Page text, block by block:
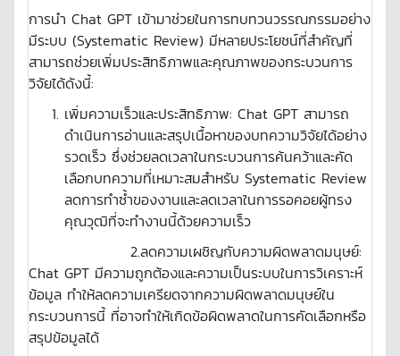
การนำ Chat GPT เข้ามาช่วยในการทบทวนวรรณกรรมอย่าง
มีระบบ (Systematic Review) มีหลายประโยชน์ที่สำคัญที่
สามารถช่วยเพิ่มประสิทธิภาพและคุณภาพของกระบวนการ
วิจัยได้ดังนี้:
เพิ่มความเร็วและประสิทธิภาพ: Chat GPT สามารถ
ดำเนินการอ่านและสรุปเนื้อหาของบทความวิจัยได้อย่าง
รวดเร็ว ซึ่งช่วยลดเวลาในกระบวนการค้นคว้าและคัด
เลือกบทความที่เหมาะสมสำหรับ Systematic Review
ลดการทำซ้ำของงานและลดเวลาในการรอคอยผู้ทรง
คุณวุฒิที่จะทำงานนี้ด้วยความเร็ว
2.ลดความเผชิญกับความผิดพลาดมนุษย์:
Chat GPT มีความถูกต้องและความเป็นระบบในการวิเคราะห์
ข้อมูล ทำให้ลดความเครียดจากความผิดพลาดมนุษย์ใน
กระบวนการนี้ ที่อาจทำให้เกิดข้อผิดพลาดในการคัดเลือกหรือ
สรุปข้อมูลได้